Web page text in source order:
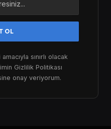
sınırlı olacak
Gizlilik Politikası
onay veriyorum.